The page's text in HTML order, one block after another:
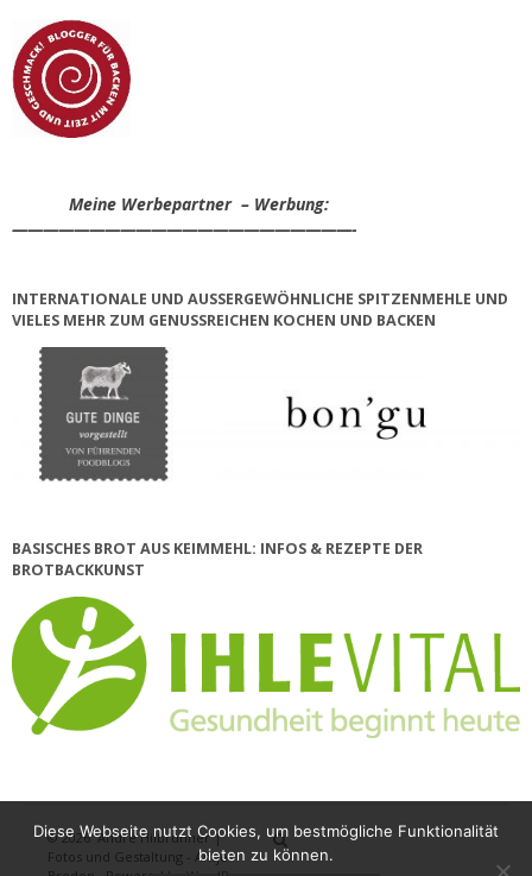
Meine Werbepartner – Werbung:
——————————————————————-
INTERNATIONALE UND AUSSERGEWÖHNLICHE SPITZENMEHLE UND V
IELES MEHR ZUM GENUSSREICHEN KOCHEN UND BACKEN
BASISCHES BROT AUS KEIMMEHL: INFOS & REZEPTE DER
BROTBACKKUNST
© 2026André Hilbrunner |
Fotos und Gestaltung - Antje
Diese Webseite nutzt Cookies, um bestmögliche Funktionalität
bieten zu können.